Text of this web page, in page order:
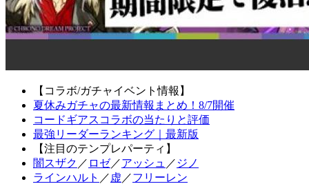
【コラボ/ガチャイベント情報】
夏休みガチャの最新情報まとめ！8/7開催
コードギアスコラボの当たりと評価
最強リーダーランキング｜最新版
【注目のテンプレパーティ】
闇スザク ／ ロゼ／アッシュ ／ ジノ
ラインハルト ／ 虚 ／フリーレン